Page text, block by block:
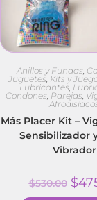
Anillos y Fundas
Juguetes Kits y
Lubricantes
Condones Parejas
Más Placer Kit –
Sensibilizador
Vibrador
$530.00 $